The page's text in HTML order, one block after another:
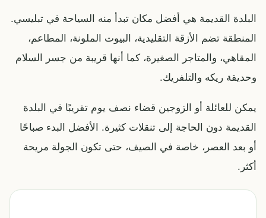
البلدة القديمة هي أفضل مكان تبدأ منه السياحة في تبليسي.
المنطقة تضم الأزقة التقليدية، البيوت الملونة، المطاعم،
المقاهي، والمتاجر الصغيرة، كما أنها قريبة من جسر السلام
وحديقة ريكه والتلفريك.
يمكن للعائلة أو الزوجين قضاء نصف يوم تقريبًا في البلدة
القديمة دون الحاجة إلى تنقلات كثيرة. الأفضل البدء صباحًا
أو بعد العصر، خاصة في الصيف، حتى تكون الجولة مريحة
أكثر.